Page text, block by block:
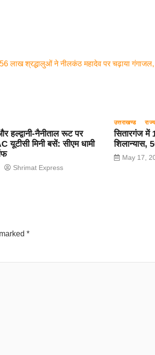
लाख श्रद्धालुओं ने नीलकंठ महादेव पर चढ़ाया
हल्द्वानी-नैनीताल रूट पर
यूटीसी मिनी बसें: सीएम धामी
Shrimat Express
उत्तराखण्ड
सितारगंज में
शिलान्यास,
May 17,
*